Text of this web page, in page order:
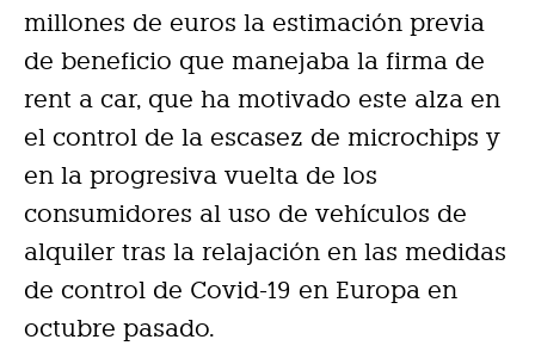
millones de euros la estimación previa
de beneficio que manejaba la firma de
rent a car, que ha motivado este alza en
el control de la escasez de microchips y
en la progresiva vuelta de los
consumidores al uso de vehículos de
alquiler tras la relajación en las medidas
de control de Covid-19 en Europa en
octubre pasado.